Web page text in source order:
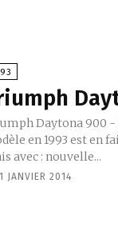
Daytona 900 - 1993 à 1996
en 1993 est en
mais avec : nouvelle...
JANVIER 2014